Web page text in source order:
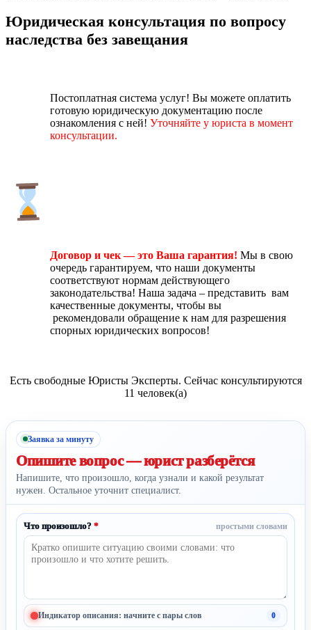
Юридическая консультация по вопросу
наследства без завещания
Постоплатная система услуг! Вы можете оплатить
готовую юридическую документацию после
ознакомления с ней! Уточняйте у юриста в момент
консультации.
Договор и чек — это Ваша гарантия! Мы в свою
очередь гарантируем, что наши документы
соответствуют нормам действующего
законодательства! Наша задача – представить вам
качественные документы, чтобы вы
рекомендовали обращение к нам для разрешения
спорных юридических вопросов!
Есть свободные Юристы Эксперты. Сейчас консультируются
11 человек(а)
Заявка за минуту
Опишите вопрос —юрист разберётся
Напишите, что произошло, когда узнали и какой результат
нужен. Остальное уточнит специалист.
Что произошло? * простыми словами
Индикатор описания: начните с пары слов 0